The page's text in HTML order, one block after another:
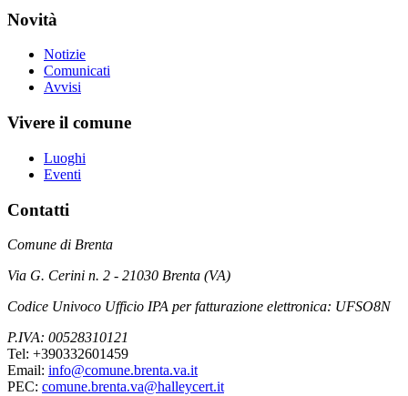
Novità
Notizie
Comunicati
Avvisi
Vivere il comune
Luoghi
Eventi
Contatti
Comune di Brenta
Via G. Cerini n. 2 - 21030 Brenta (VA)
Codice Univoco Ufficio IPA per fatturazione elettronica: UFSO8N
P.IVA: 00528310121
Tel: +390332601459
Email: info@comune.brenta.va.it
PEC: comune.brenta.va@halleycert.it